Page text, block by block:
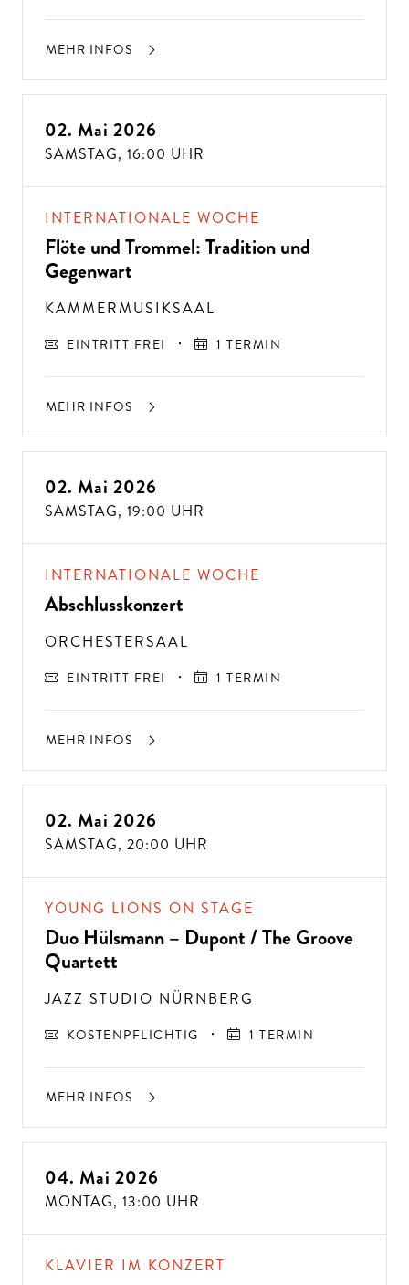
ALTE MUSIK BIS ZEITGENÖSSISCH
LIEBEN SIE DIE OPER?
ÜBE
R 300
VE
R
A
NST
ALT
U
N
GE
N P
R
O
J
A
H
R
D
A
N
N
K
O
M
M
E
N
SI
E
Z
U
U
N
S!
MEHR INFOS
02. Mai 2026
SAMSTAG, 16:00 UHR
INTERNATIONALE WOCHE
Flöte und Trommel: Tradition und
Gegenwart
KAMMERMUSIKSAAL
EINTRITT FREI 1 TERMIN
MEHR INFOS
02. Mai 2026
SAMSTAG, 19:00 UHR
INTERNATIONALE WOCHE
Abschlusskonzert
ORCHESTERSAAL
EINTRITT FREI 1 TERMIN
MEHR INFOS
02. Mai 2026
SAMSTAG, 20:00 UHR
YOUNG LIONS ON STAGE
Duo Hülsmann – Dupont / The Groove
Quartett
JAZZ STUDIO NÜRNBERG
KOSTENPFLICHTIG 1 TERMIN
MEHR INFOS
04. Mai 2026
MONTAG, 13:00 UHR
KLAVIER IM KONZERT